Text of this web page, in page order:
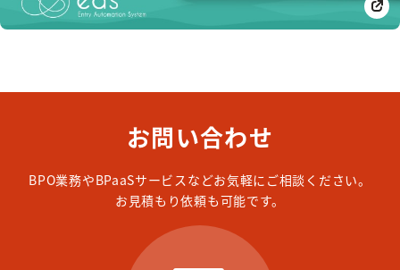
お問い合わせ
BPO業務やBPaaSサービスなどお気軽にご相談ください。
お見積もり依頼も可能です。